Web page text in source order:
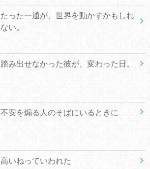
たった一通が、世界を動かすかもしれ
ない。
踏み出せなかった彼が、変わった日。
不安を煽る人のそばにいるときに
高いねっていわれた